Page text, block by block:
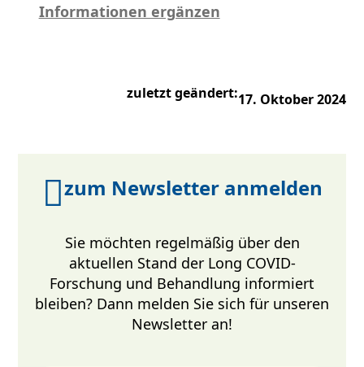
Informationen ergänzen
zuletzt geändert:17. Oktober 2024
zum Newsletter anmelden
Sie möchten regelmäßig über den
aktuellen Stand der Long COVID-
Forschung und Behandlung informiert
bleiben? Dann melden Sie sich für unseren
Newsletter an!